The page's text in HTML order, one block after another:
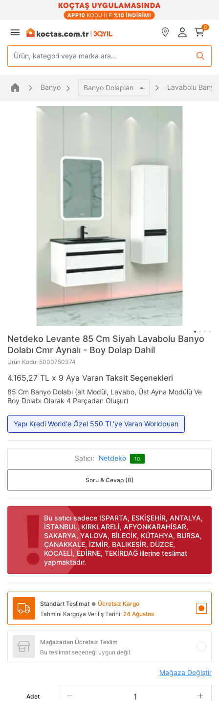
0
Ürün, kategori veya marka ara...
Banyo Banyo Dolapları Lavabolu Banyo
Netdeko Levante 85 Cm Siyah Lavabolu Banyo
Dolabı Cmr Aynalı - Boy Dolap Dahil
Ürün Kodu: 5000750374
4.165,27 TL x 9 Aya Varan Taksit Seçenekleri
85 Cm Banyo Dolabı (alt Modül, Lavabo, Üst Ayna Modülü Ve
Boy Dolabı Olarak 4 Parçadan Oluşur)
Yapı Kredi World'e Özel 550 TL'ye Varan Worldpuan
Satıcı: Netdeko 10
Soru & Cevap (0)
Bu satıcı sadece ISPARTA, ESKİŞEHİR, ANTALYA,
İSTANBUL, KIRKLARELİ, AFYONKARAHİSAR,
SAKARYA, YALOVA, BİLECİK, KÜTAHYA, BURSA,
ÇANAKKALE, İZMİR, BALIKESİR, DÜZCE,
KOCAELİ, EDİRNE, TEKİRDAĞ illerine teslimat
yapmaktadır.
Standart Teslimat ● Ücretsiz Kargo
Tahmini Kargoya Veriliş Tarihi: 24 Ağustos
Mağazadan Ücretsiz Teslim
Bu teslimat seçeneği uygun değil
Mağaza Değiştir
Adet